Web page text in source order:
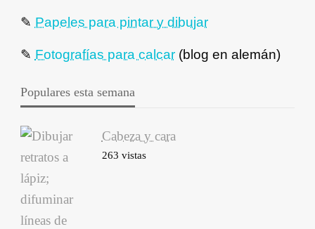
✎ Papeles para pintar y dibujar
✎ Fotografías para calcar(blog en alemán)
Populares esta semana
Cabeza y cara
263 vistas